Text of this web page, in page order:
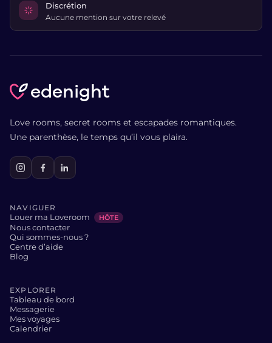
Discrétion
Aucune mention sur votre relevé
edenight
Love rooms, secret rooms et escapades romantiques.
Une parenthèse, le temps qu’il vous plaira.
NAVIGUER
Louer ma Loveroom HÔTE
Nous contacter
Qui sommes-nous ?
Centre d’aide
Blog
EXPLORER
Tableau de bord
Messagerie
Mes voyages
Calendrier